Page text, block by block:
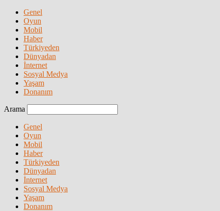
Genel
Oyun
Mobil
Haber
Türkiyeden
Dünyadan
İnternet
Sosyal Medya
Yaşam
Donanım
Arama
Genel
Oyun
Mobil
Haber
Türkiyeden
Dünyadan
İnternet
Sosyal Medya
Yaşam
Donanım